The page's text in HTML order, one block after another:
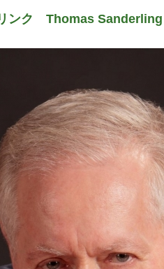
リンク Thomas Sanderling